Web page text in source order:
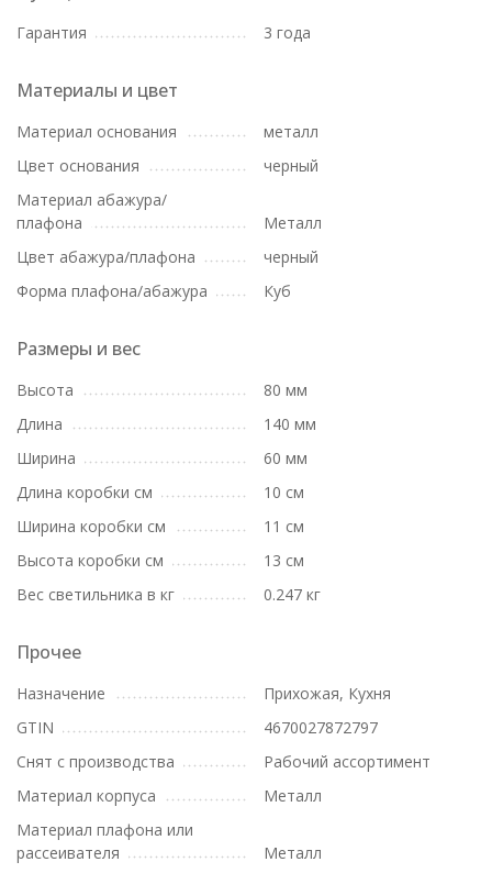
Гарантия 3 года
Материалы и цвет
Материал основания
металл
Цвет основания
черный
Материал абажура/
плафона
Металл
Цвет абажура/плафона
черный
Форма плафона/абажура
Куб
Размеры и вес
Высота
80 мм
Длина
140 мм
Ширина
60 мм
Длина коробки см
10 см
Ширина коробки см
11 см
Высота коробки см
13 см
Вес светильника в кг
0.247 кг
Прочее
Назначение
Прихожая, Кухня
GTIN
4670027872797
Снят с производства
Рабочий ассортимент
Материал корпуса
Металл
Материал плафона или
рассеивателя
Металл